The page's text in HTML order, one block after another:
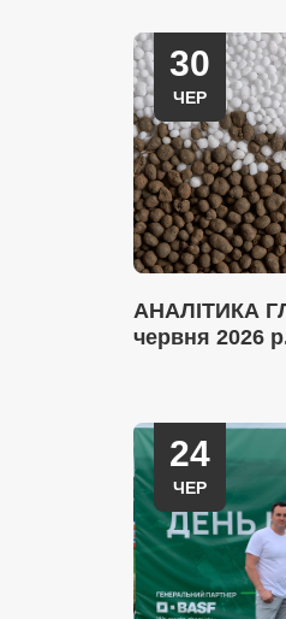
30
ЧЕР
АНАЛІТИКА
червня 2026
24
ЧЕР